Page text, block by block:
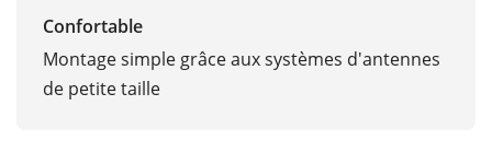
Confortable
Montage simple grâce aux systèmes d'antennes
de petite taille